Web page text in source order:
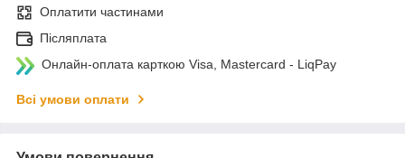
Оплатити частинами
Післяплата
Онлайн-оплата карткою Visa, Mastercard - LiqPay
Всі умови оплати